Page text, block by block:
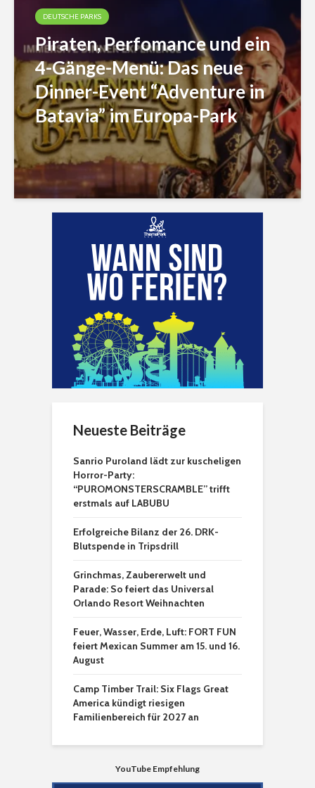
DEUTSCHE PARKS
Piraten, Perfomance und ein
4-Gänge-Menü: Das neue
Dinner-Event “Adventure in
Batavia” im Europa-Park
Neueste Beiträge
Sanrio Puroland lädt zur kuscheligen
Horror-Party:
“PUROMONSTERSCRAMBLE” trifft
erstmals auf LABUBU
Erfolgreiche Bilanz der 26. DRK-
Blutspende in Tripsdrill
Grinchmas, Zaubererwelt und
Parade: So feiert das Universal
Orlando Resort Weihnachten
Feuer, Wasser, Erde, Luft: FORT FUN
feiert Mexican Summer am 15. und 16.
August
Camp Timber Trail: Six Flags Great
America kündigt riesigen
Familienbereich für 2027 an
YouTube Empfehlung